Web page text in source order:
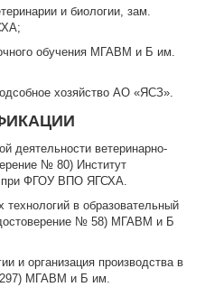
и биологии, зам.
обучения МГАВМ и Б им.
хозяйство АО «ЯСЗ».
деятельности ветеринарно-
№ 80) Институт
при ФГОУ ВПО ЯГСХА.
в образовательный
№ 58) МГАВМ и Б
и организация производства в
МГАВМ и Б им.